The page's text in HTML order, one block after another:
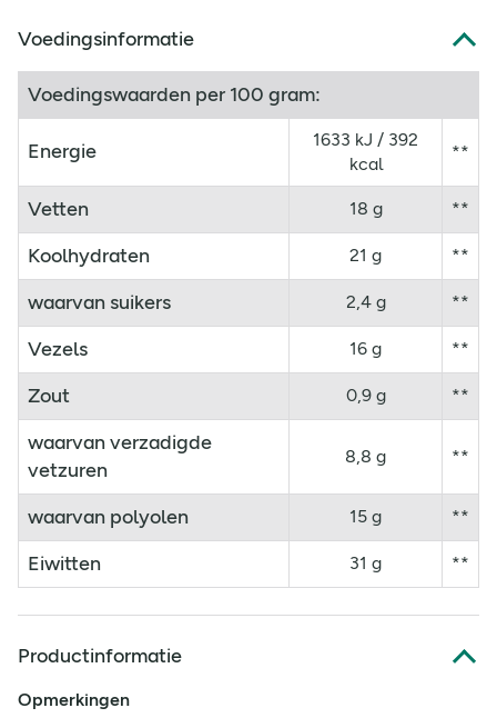
Voedingsinformatie
Voedingswaarden per 100 gram:
Energie
1633 kJ / 392
kcal
**
Vetten 18 g **
Koolhydraten 21 g **
waarvan suikers 2,4 g **
Vezels 16 g **
Zout 0,9 g **
waarvan verzadigde
vetzuren
8,8 g **
waarvan polyolen 15 g **
Eiwitten 31 g **
Productinformatie
Opmerkingen